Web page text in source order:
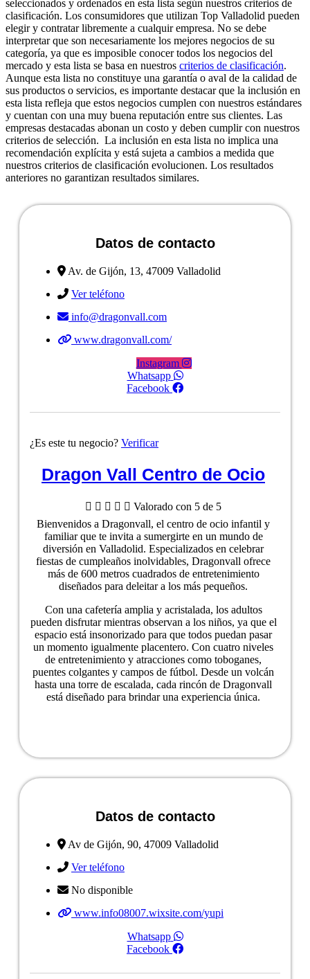
seleccionados y ordenados en esta lista según nuestros criterios de
clasificación. Los consumidores que utilizan Top Valladolid pueden
elegir y contratar libremente a cualquir empresa. No se debe
interpretar que son necesariamente los mejores negocios de su
categoría, ya que es imposible conocer todos los negocios del
mercado y esta lista se basa en nuestros criterios de clasificación.
Aunque esta lista no constituye una garantía o aval de la calidad de
sus productos o servicios, es importante destacar que la inclusión en
esta lista refleja que estos negocios cumplen con nuestros estándares
y cuentan con una muy buena reputación entre sus clientes. Las
empresas destacadas abonan un costo y deben cumplir con nuestros
criterios de selección. La inclusión en esta lista no implica una
recomendación explícita y está sujeta a cambios a medida que
nuestros criterios de clasificación evolucionen. Los resultados
anteriores no garantizan resultados similares.
Datos de contacto
Av. de Gijón, 13, 47009 Valladolid
Ver teléfono
info@dragonvall.com
www.dragonvall.com/
Instagram
Whatsapp
Facebook
¿Es este tu negocio? Verificar
Dragon Vall Centro de Ocio
     Valorado con 5 de 5
Bienvenidos a Dragonvall, el centro de ocio infantil y
familiar que te invita a sumergirte en un mundo de
diversión en Valladolid. Especializados en celebrar
fiestas de cumpleaños inolvidables, Dragonvall ofrece
más de 600 metros cuadrados de entretenimiento
diseñados para deleitar a los más pequeños.
Con una cafetería amplia y acristalada, los adultos
pueden disfrutar mientras observan a los niños, ya que el
espacio está insonorizado para que todos puedan pasar
un momento igualmente placentero. Con cuatro niveles
de entretenimiento y atracciones como toboganes,
puentes colgantes y campos de fútbol. Desde un volcán
hasta una torre de escalada, cada rincón de Dragonvall
está diseñado para brindar una experiencia única.
Datos de contacto
Av de Gijón, 90, 47009 Valladolid
Ver teléfono
No disponible
www.info08007.wixsite.com/yupi
Whatsapp
Facebook